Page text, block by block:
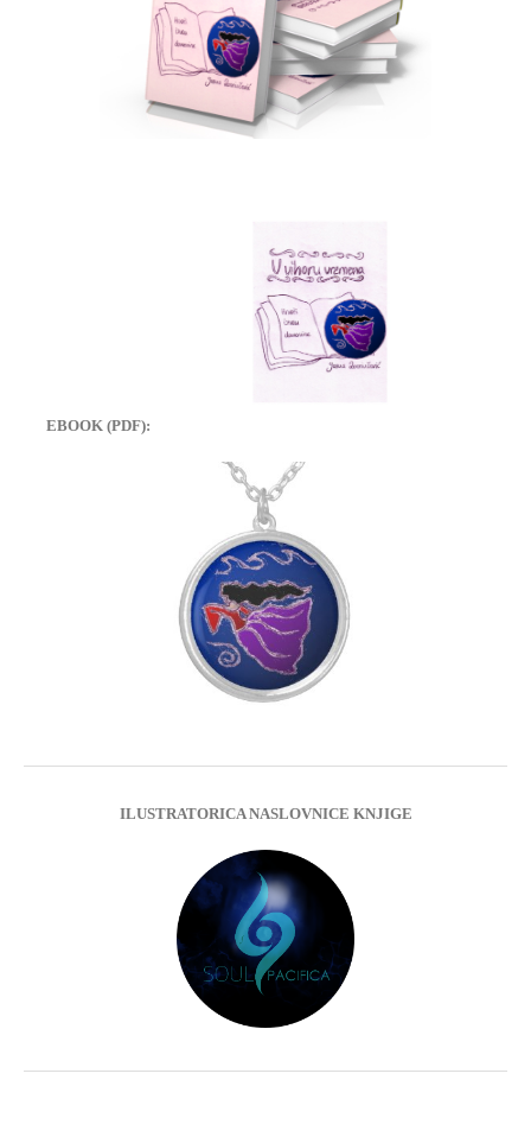
EBOOK (PDF):
ILUSTRATORICA NASLOVNICE KNJIGE